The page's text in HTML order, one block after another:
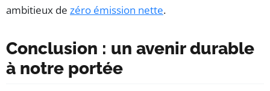
ambitieux de zéro émission nette.
Conclusion : un avenir durable
à notre portée